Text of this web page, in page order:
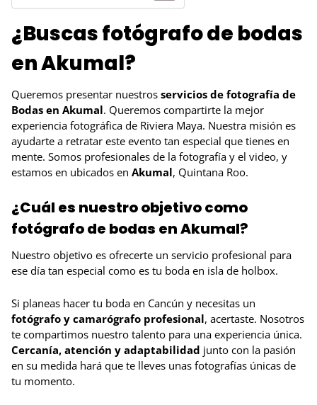
¿Buscas fotógrafo de bodas
en Akumal?
Queremos presentar nuestros servicios de fotografía de
Bodas en Akumal. Queremos compartirte la mejor
experiencia fotográfica de Riviera Maya. Nuestra misión es
ayudarte a retratar este evento tan especial que tienes en
mente. Somos profesionales de la fotografía y el video, y
estamos en ubicados en Akumal, Quintana Roo.
¿Cuál es nuestro objetivo como
fotógrafo de bodas en Akumal?
Nuestro objetivo es ofrecerte un servicio profesional para
ese día tan especial como es tu boda en isla de holbox.
Si planeas hacer tu boda en Cancún y necesitas un
fotógrafo y camarógrafo profesional, acertaste. Nosotros
te compartimos nuestro talento para una experiencia única.
Cercanía, atención y adaptabilidad junto con la pasión
en su medida hará que te lleves unas fotografías únicas de
tu momento.